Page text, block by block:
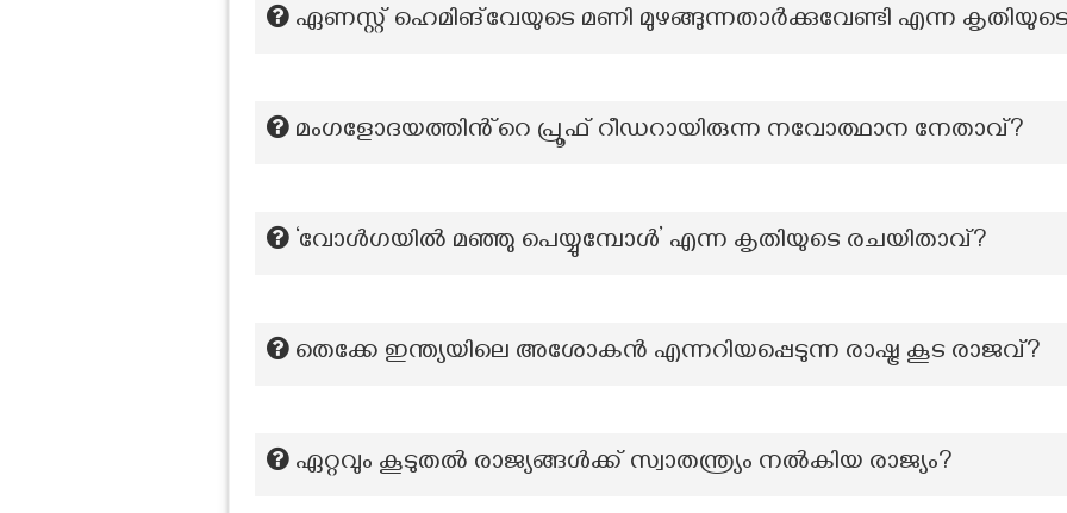
ഏണസ്റ്റ് ഹെമിങ്‌വേയുടെ മണി മുഴങ്ങുന്നതാർക്കുവേണ്ടി എന്ന
മംഗളോദയത്തിൻ്റെ പ്രൂഫ് റീഡറായിരുന്ന നവോത്ഥാന നേതാവ്?
‘വോൾഗയിൽ മഞ്ഞു പെയ്യുമ്പോൾ’ എന്ന കൃതിയുടെ രചയിതാവ്?
തെക്കേ ഇന്ത്യയിലെ അശോകൻ എന്നറിയപ്പെടുന്ന രാഷ്ട്ര കൂട രാജവ്?
ഏറ്റവും കൂടുതൽ രാജ്യങ്ങൾക്ക് സ്വാതന്ത്ര്യം നൽകിയ രാജ്യം?